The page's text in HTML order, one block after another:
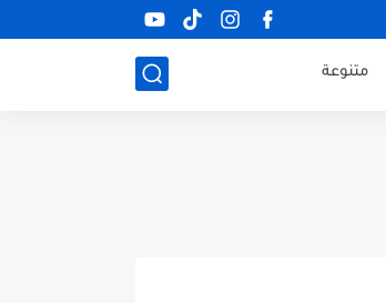
متنوعة